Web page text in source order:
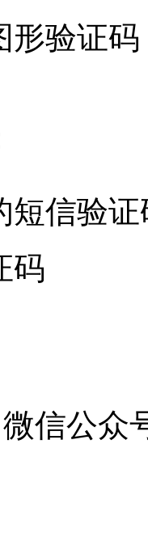
形验证码
短信验证
码
微信公众